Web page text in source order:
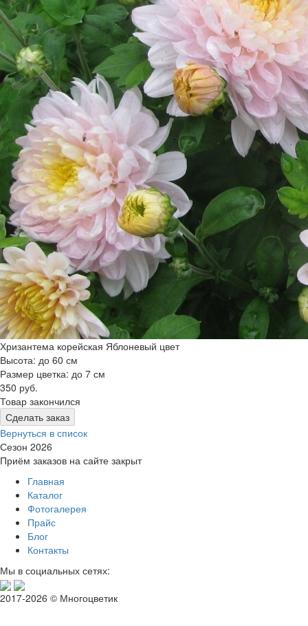
Хризантема корейская Яблоневый цвет
Высота: до 60 см
Размер цветка: до 7 см
350 руб.
Товар закончился
Сделать заказ
Вернуться в список
Сезон 2026
Приём заказов на сайте закрыт
Главная
Каталог
Фотогалерея
Прайс
Блог
Контакты
Мы в социальных сетях:
2017-2026 © Многоцветик